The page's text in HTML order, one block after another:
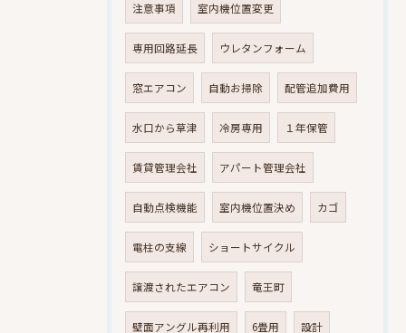
注意事項 室内機位置変更
専用回路延長 ウレタンフォーム
窓エアコン 自動お掃除 配管追加費用
水口から草津 冷房専用 １年保管
賃貸管理会社 アパート管理会社
自動点検機能 室内機位置決め カゴ
電柱の支線 ショートサイクル
譲渡されたエアコン 竜王町
壁面アングル再利用 6畳用 設計